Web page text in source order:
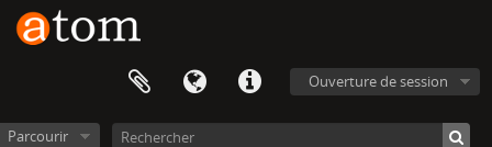
Ouverture de session
Parcourir